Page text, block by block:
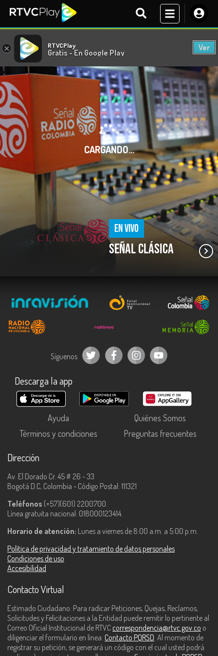
× RTVCPlay
Gratis - En Google Play
Ver
CARGANDO...
EN VIVO
Señal Clásica
Síguenos
Descarga la app
Ayuda
Quiénes Somos
Términos y condiciones
Preguntas frecuentes
Dirección
Av. El Dorado Cr. 45 # 26 - 33
Bogotá D.C, Colombia - Código Postal: 111321
Teléfonos (+57)(601) 2200700.
Línea gratuita nacional: 018000123414.
Horario de atención: Lunes a viernes de 8:00 a.m. a 5:00 p.m.
Política de privacidad y tratamiento de datos personales
Condiciones de uso
Accesibilidad
Contacto Virtual
Estimado Ciudadano: Para radicar Peticiones, Quejas, Reclamos,
Solicitudes y Felicitaciones a la Entidad puede remitir lo pertinente al
Correo Oficial Institucional de RTVC correspondencia@rtvc.gov.co o
diligenciar el formulario en línea: Contacto PQRSD. Al momento de
registrar su petición, se generará un código con el cual usted podrá